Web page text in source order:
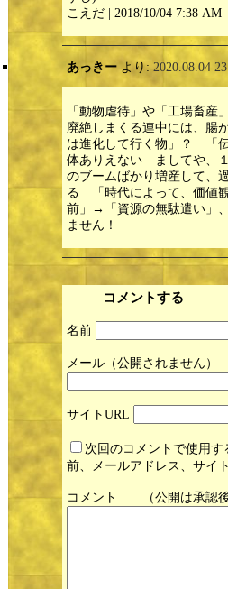
こえだ | 2018/10/04 7:38 AM
あっきー より: 2020.08.04
「動物虐待」や「工場畜産
廃絶しまくる連中には、
は進化して行く物」？ 「
体ありえない ましてや、
のブームばかり増産して、
る 「時代によって、価値
前」→「資源の無駄遣い」
ません！
コメントする
名前
メール
サイト
次回のコメントで使用
前、メールアドレス、サイ
コメント